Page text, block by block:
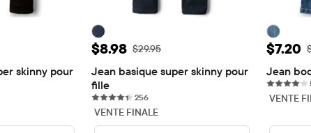
$29.95
skinny pour
Prix ​​de vente: $8.98
$8.98 Prix ​​d'origine: $29.95
$29.95
Jean basique super skinny pour
fille
256256 reviews
VENTE FINALE
Prix
$7.20
Jean
VENTE